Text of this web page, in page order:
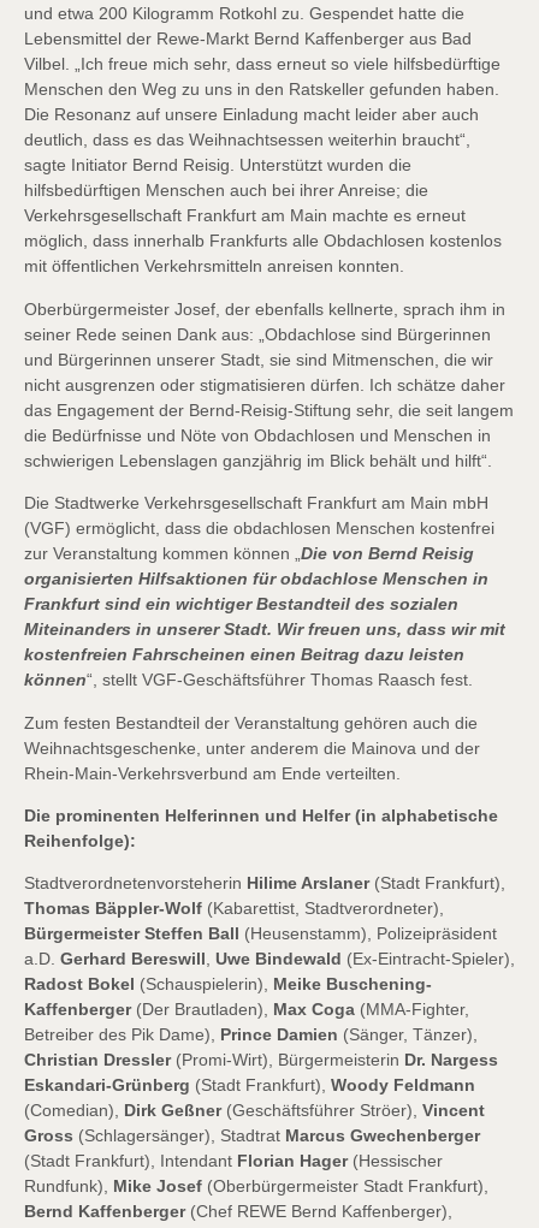
und etwa 200 Kilogramm Rotkohl zu. Gespendet hatte die
Lebensmittel der Rewe-Markt Bernd Kaffenberger aus Bad
Vilbel. „Ich freue mich sehr, dass erneut so viele hilfsbedürftige
Menschen den Weg zu uns in den Ratskeller gefunden haben.
Die Resonanz auf unsere Einladung macht leider aber auch
deutlich, dass es das Weihnachtsessen weiterhin braucht“,
sagte Initiator Bernd Reisig. Unterstützt wurden die
hilfsbedürftigen Menschen auch bei ihrer Anreise; die
Verkehrsgesellschaft Frankfurt am Main machte es erneut
möglich, dass innerhalb Frankfurts alle Obdachlosen kostenlos
mit öffentlichen Verkehrsmitteln anreisen konnten.
Oberbürgermeister Josef, der ebenfalls kellnerte, sprach ihm in
seiner Rede seinen Dank aus: „Obdachlose sind Bürgerinnen
und Bürgerinnen unserer Stadt, sie sind Mitmenschen, die wir
nicht ausgrenzen oder stigmatisieren dürfen. Ich schätze daher
das Engagement der Bernd-Reisig-Stiftung sehr, die seit langem
die Bedürfnisse und Nöte von Obdachlosen und Menschen in
schwierigen Lebenslagen ganzjährig im Blick behält und hilft“.
Die Stadtwerke Verkehrsgesellschaft Frankfurt am Main mbH
(VGF) ermöglicht, dass die obdachlosen Menschen kostenfrei
zur Veranstaltung kommen können „ Die von Bernd Reisig
organisierten Hilfsaktionen für obdachlose Menschen in
Frankfurt sind ein wichtiger Bestandteil des sozialen
Miteinanders in unserer Stadt. Wir freuen uns, dass wir mit
kostenfreien Fahrscheinen einen Beitrag dazu leisten
können“, stellt VGF-Geschäftsführer Thomas Raasch fest.
Zum festen Bestandteil der Veranstaltung gehören auch die
Weihnachtsgeschenke, unter anderem die Mainova und der
Rhein-Main-Verkehrsverbund am Ende verteilten.
Die prominenten Helferinnen und Helfer (in alphabetische
Reihenfolge):
Stadtverordnetenvorsteherin Hilime Arslaner (Stadt Frankfurt),
Thomas Bäppler-Wolf (Kabarettist, Stadtverordneter),
Bürgermeister Steffen Ball (Heusenstamm), Polizeipräsident
a.D. Gerhard Bereswill, Uwe Bindewald (Ex-Eintracht-Spieler),
Radost Bokel (Schauspielerin), Meike Buschening-
Kaffenberger (Der Brautladen), Max Coga (MMA-Fighter,
Betreiber des Pik Dame), Prince Damien (Sänger, Tänzer),
Christian Dressler (Promi-Wirt), Bürgermeisterin Dr. Nargess
Eskandari-Grünberg (Stadt Frankfurt), Woody Feldmann
(Comedian), Dirk Geßner (Geschäftsführer Ströer), Vincent
Gross (Schlagersänger), Stadtrat Marcus Gwechenberger
(Stadt Frankfurt), Intendant Florian Hager (Hessischer
Rundfunk), Mike Josef (Oberbürgermeister Stadt Frankfurt),
Bernd Kaffenberger (Chef REWE Bernd Kaffenberger),